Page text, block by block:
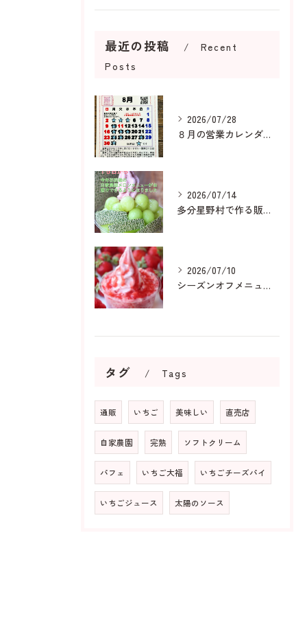
最近の投稿
Recent
Posts
2026/07/28
８月の営業カレンダーです
2026/07/14
多分星野村で作る販売用メロンは
2026/07/10
シーズンオフメニューも人気です
タグ Tags
通販 いちご 美味しい 直売店
自家農園 完熟 ソフトクリーム
パフェ いちご大福 いちごチーズパイ
いちごジュース 太陽のソース